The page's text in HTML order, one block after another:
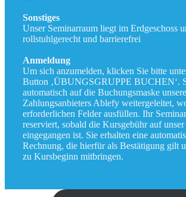
Sonstiges
Unser Seminarraum liegt im Erdgeschoss
rollstuhlgerecht und barrierefrei
Anmeldung
Um sich anzumelden, klicken Sie bitte
Button ‚ÜBUNGSGRUPPE BUCHEN‘.
automatisch auf die Buchungsmaske
Zahlungsanbieters Ablefy weitergeleitet,
erforderlichen Felder ausfüllen. Ihr
reserviert, sobald die Kursgebühr auf
eingegangen ist. Sie erhalten eine
Rechnung, die hierfür als Bestätigung gilt
zu Kursbeginn mitbringen.